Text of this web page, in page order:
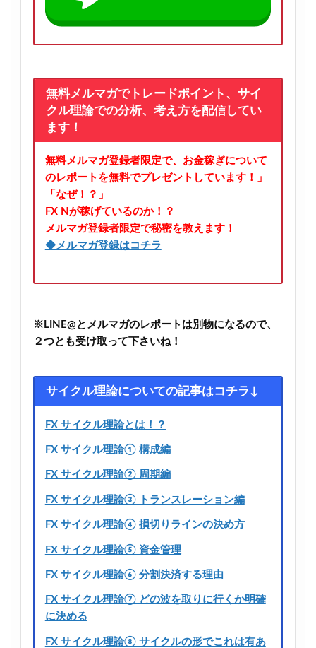
無料メルマガでトレードポイント、サイ
クル理論での分析、考え方を配信してい
ます！
無料メルマガ登録者限定で、お金稼ぎについて
のレポートを無料でプレゼントしています！」
「なぜ！？」
FX Nが稼げているのか！？
メルマガ登録者限定で秘密を教えます！
◆メルマガ登録はコチラ
※LINE@とメルマガのレポートは別物になるので、
２つとも受け取って下さいね！
サイクル理論についての記事はコチラ↓
FX サイクル理論とは！？
FX サイクル理論① 構成編
FX サイクル理論② 周期編
FX サイクル理論③ トランスレーション編
FX サイクル理論④ 損切りラインの決め方
FX サイクル理論⑤ 資金管理
FX サイクル理論⑥ 分割決済する理由
FX サイクル理論⑦ どの波を取りに行くか明確
に決める
FX サイクル理論⑧ サイクルの形でこれは有あ